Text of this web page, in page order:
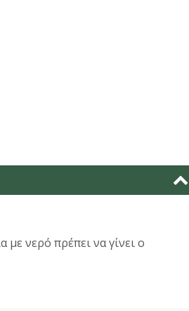
νερό πρέπει να γίνει ο